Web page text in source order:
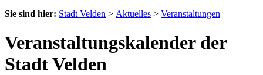
Sie sind hier: Stadt Velden > Aktuelles > Veranstaltungen
Veranstaltungskalender der
Stadt Velden